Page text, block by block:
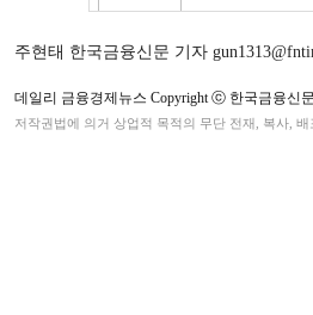
주현태 한국금융신문 기자
데일리 금융경제뉴스 Copyright ⓒ 한국금융신
저작권법에 의거 상업적 목적의 무단 전재, 복사, 배